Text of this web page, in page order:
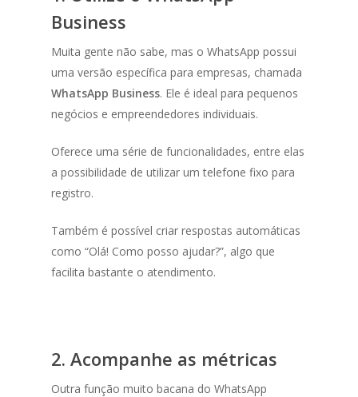
Business
Muita gente não sabe, mas o WhatsApp possui
uma versão específica para empresas, chamada
WhatsApp Business. Ele é ideal para pequenos
negócios e empreendedores individuais.
Oferece uma série de funcionalidades, entre elas
a possibilidade de utilizar um telefone fixo para
registro.
Também é possível criar respostas automáticas
como “Olá! Como posso ajudar?”, algo que
facilita bastante o atendimento.
2. Acompanhe as métricas
Outra função muito bacana do WhatsApp